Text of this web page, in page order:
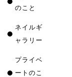
のこと
ネイルギ
ャラリー
プライベ
ートのこ